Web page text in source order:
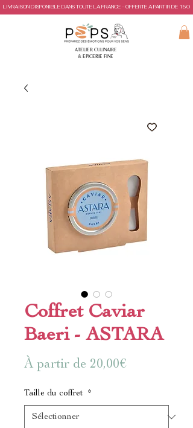
LIVRAISON DISPONIBLE DANS TOUTE LA FRANCE - OFFERTE A PARTIR DE 150€
ATELIER CULINAIRE
& EPICERIE FINE
Coffret Caviar
Baeri - ASTARA
À partir de 20,00€Prix
Taille du coffret *